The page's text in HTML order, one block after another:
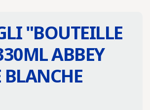
"BOUTEILLE
ABBEY
BLANCHE